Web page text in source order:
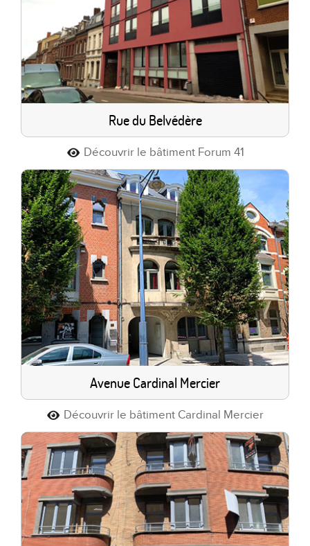
Rue du Belvédère
Découvrir le bâtiment Forum 41
Avenue Cardinal Mercier
Découvrir le bâtiment Cardinal Mercier